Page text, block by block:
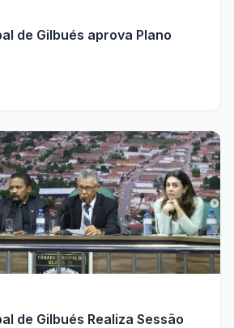
de Gilbués aprova Plano
de Gilbués Realiza Sessão